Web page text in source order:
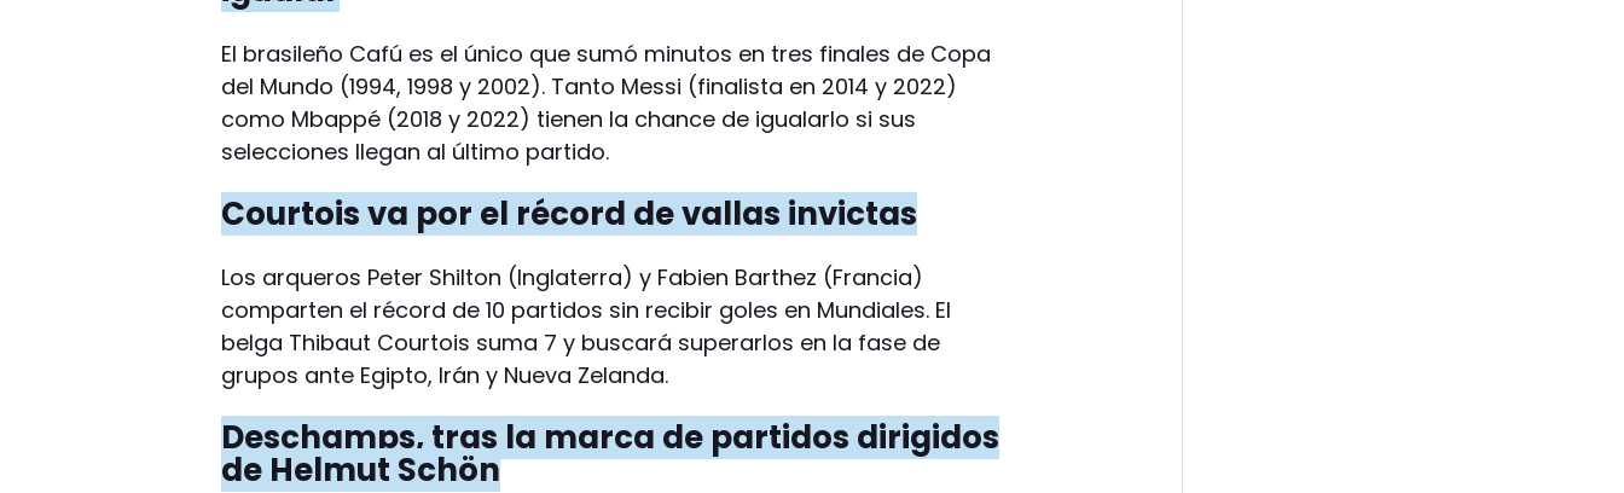
El brasileño Cafú es el único que sumó minutos en tres finales de Copa
del Mundo (1994, 1998 y 2002). Tanto Messi (finalista en 2014 y 2022)
como Mbappé (2018 y 2022) tienen la chance de igualarlo si sus
selecciones llegan al último partido.
Courtois va por el récord de vallas invictas
Los arqueros Peter Shilton (Inglaterra) y Fabien Barthez (Francia)
comparten el récord de 10 partidos sin recibir goles en Mundiales. El
belga Thibaut Courtois suma 7 y buscará superarlos en la fase de
grupos ante Egipto, Irán y Nueva Zelanda.
Deschamps, tras la marca de partidos dirigidos
de Helmut Schön